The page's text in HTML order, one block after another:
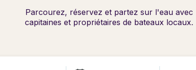
Parcourez, réservez et partez sur l'eau avec
capitaines et propriétaires de bateaux locaux.